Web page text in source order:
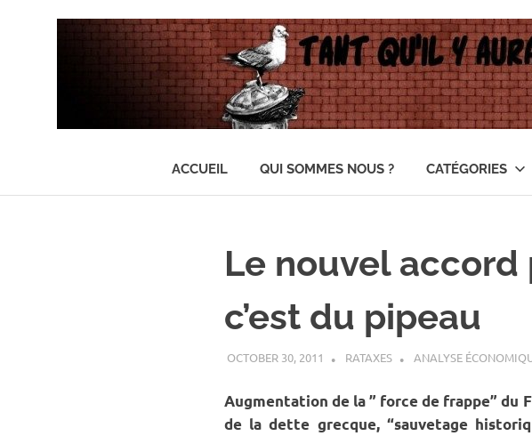
en
ACCUEIL QUI SOMMES NOUS ? CATÉGORIES
Le nouvel accord
c’est du pipeau
OCTOBER 30, 2011 RATAXES ANALYSE
Augmentation de la ” force de frappe” du
de la dette grecque, “sauvetage